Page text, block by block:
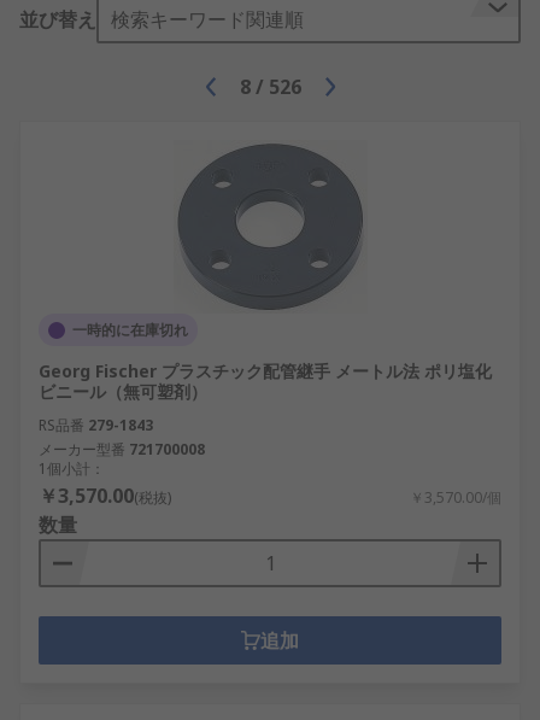
ができます。シーリングキットとテープを使用し
て、配管内のシールを補強し、ねじのせん断を防止
することができます。パイプマーキングテープは、
さまざまなタイプのパイプを識別するのに最適で
並び替え 検索キーワード関連順
8 / 526
一時的に在庫切れ
Georg Fischer プラスチック配管継手 メートル法 ポリ塩化
ビニール（無可塑剤）
RS品番 279-1843
メーカー型番 721700008
1個小計：
￥3,570.00(税抜) ￥3,570.00/個
数量
追加